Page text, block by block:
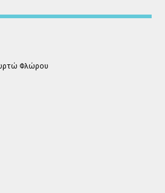
Φλώρου